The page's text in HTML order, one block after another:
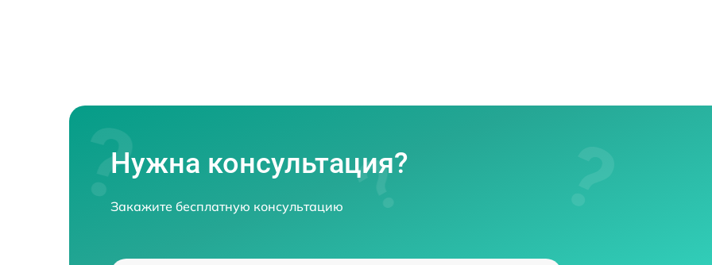
Нужна консультация?
Закажите бесплатную консультацию